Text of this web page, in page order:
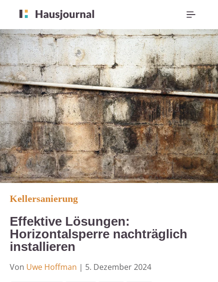
Kellersanierung
Effektive Lösungen:
Horizontalsperre nachträglich
installieren
Von Uwe Hoffman | 5. Dezember 2024